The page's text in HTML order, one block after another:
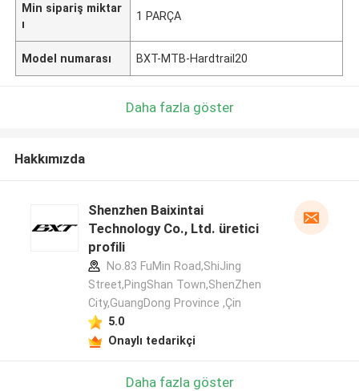
Min sipariş miktar
ı
1 PARÇA
Model numarası BXT-MTB-Hardtrail20
Daha fazla göster
Hakkımızda
Shenzhen Baixintai
Technology Co., Ltd. üretici
profili
No.83 FuMin Road,ShiJing
Street,PingShan Town,ShenZhen
City,GuangDong Province ,Çin
5.0
Onaylı tedarikçi
Daha fazla göster